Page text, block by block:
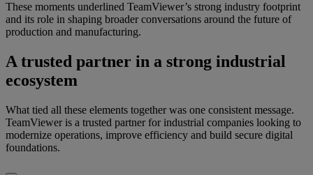
These moments underlined TeamViewer’s strong industry footprint
and its role in shaping broader conversations around the future of
production and manufacturing.
A trusted partner in a strong industrial
ecosystem
What tied all these elements together was one consistent message.
TeamViewer is a trusted partner for industrial companies looking to
modernize operations, improve efficiency and build secure digital
foundations.